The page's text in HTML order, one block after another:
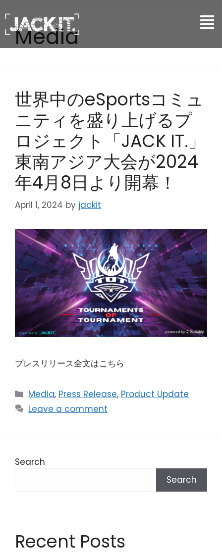
Media
世界中のeSportsコミュ
ニティを盛り上げるプ
ロジェクト「JACK IT.」
東南アジア大会が2024
年4月8日より開幕！
April 1, 2024 by jackit
プレスリリース全文はこちら
Media, Press Release, Product Update
Leave a comment
Search
Search
Recent Posts